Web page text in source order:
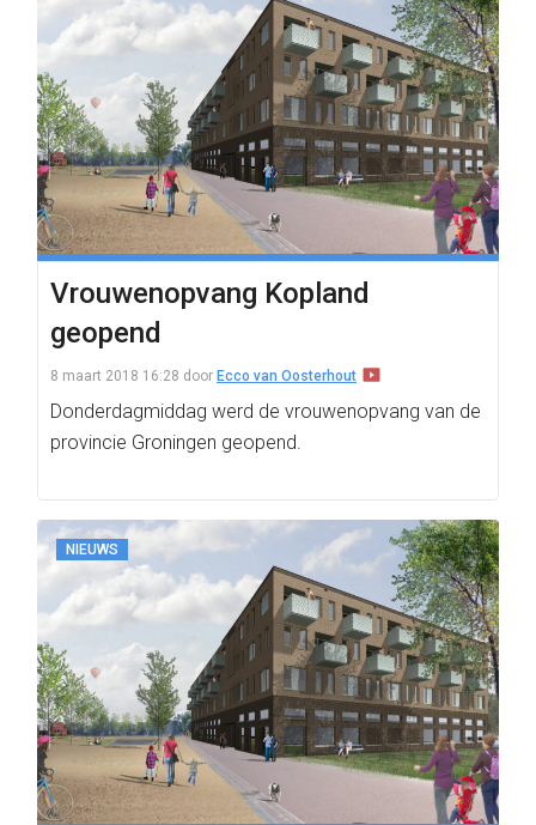
Vrouwenopvang Kopland
geopend
8 maart 2018 16:28 door Ecco van Oosterhout
Donderdagmiddag werd de vrouwenopvang van de
provincie Groningen geopend.
NIEUWS